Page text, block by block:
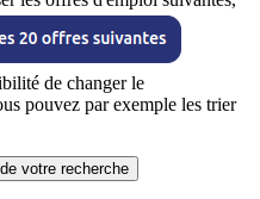
de changer le
pouvez par exemple les trier
votre recherche